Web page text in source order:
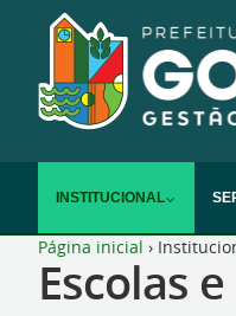
INSTITUCIONAL
Página inicial ›
Escolas